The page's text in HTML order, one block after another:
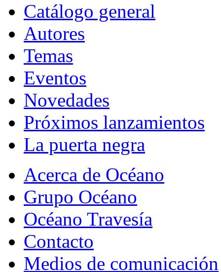
Catálogo general
Autores
Temas
Eventos
Novedades
Próximos lanzamientos
La puerta negra
Acerca de Océano
Grupo Océano
Océano Travesía
Contacto
Medios de comunicación